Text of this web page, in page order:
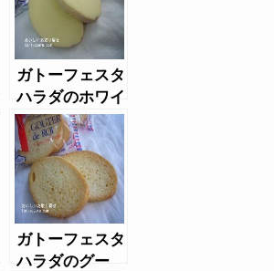
ガトーフェスタ
ハラダのホワイ
トラスク
ガトーフェスタ
ハラダのグー